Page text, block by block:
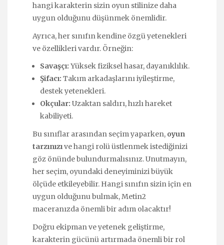
hangi karakterin sizin oyun stilinize daha
uygun olduğunu düşünmek önemlidir.
Ayrıca, her sınıfın kendine özgü yetenekleri
ve özellikleri vardır. Örneğin:
Savaşçı: Yüksek fiziksel hasar, dayanıklılık.
Şifacı: Takım arkadaşlarını iyileştirme,
destek yetenekleri.
Okçular: Uzaktan saldırı, hızlı hareket
kabiliyeti.
Bu sınıflar arasından seçim yaparken, oyun
tarzınızıve hangi rolü üstlenmek istediğinizi
göz önünde bulundurmalısınız. Unutmayın,
her seçim, oyundaki deneyiminizi büyük
ölçüde etkileyebilir. Hangi sınıfın sizin için en
uygun olduğunu bulmak, Metin2
maceranızda önemli bir adım olacaktır!
Doğru ekipman ve yetenek geliştirme,
karakterin gücünü artırmada önemli bir rol